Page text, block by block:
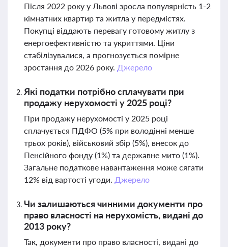
Після 2022 року у Львові зросла популярність 1-2
кімнатних квартир та житла у передмістях.
Покупці віддають перевагу готовому житлу з
енергоефективністю та укриттями. Ціни
стабілізувалися, а прогнозується помірне
зростання до 2026 року. Джерело
Які податки потрібно сплачувати при
продажу нерухомості у 2025 році?
При продажу нерухомості у 2025 році
сплачується ПДФО (5% при володінні менше
трьох років), військовий збір (5%), внесок до
Пенсійного фонду (1%) та державне мито (1%).
Загальне податкове навантаження може сягати
12% від вартості угоди. Джерело
Чи залишаються чинними документи про
право власності на нерухомість, видані до
2013 року?
Так, документи про право власності, видані до